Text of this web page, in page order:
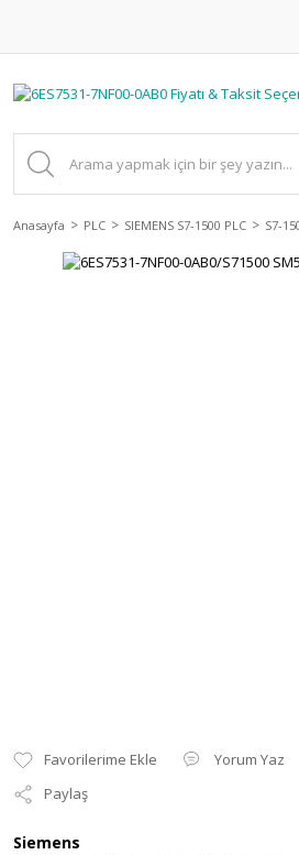
Anasayfa PLC SIEMENS S7-1500 PLC S7-
Yorum Yaz
Paylaş
Siemens